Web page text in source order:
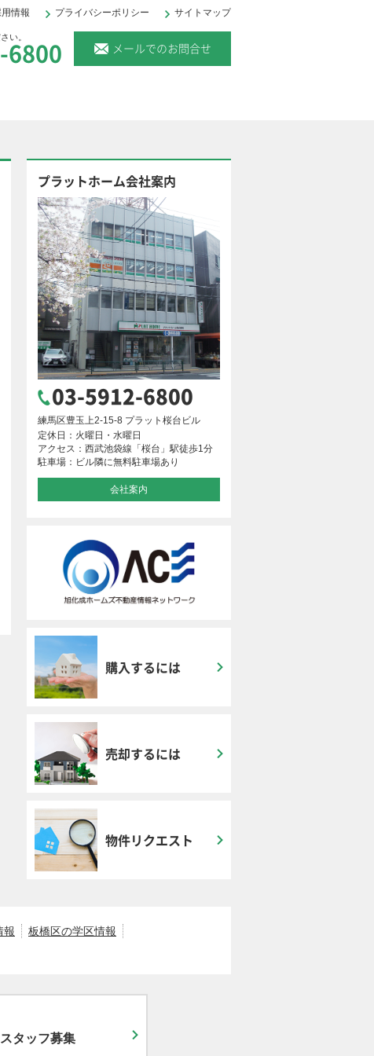
情報 プライバシーポリシー サイトマップ
い。
6800 メールでのお問合せ
プラットホーム会社案内
03-5912-6800
練馬区豊玉上2-15-8 プラット桜台ビル
定休日：火曜日・水曜日
アクセス：西武池袋線「桜台」駅徒歩1分
駐車場：ビル隣に無料駐車場あり
会社案内
購入するには
売却するには
物件リクエスト
報 板橋区の学区情報
スタッフ募集